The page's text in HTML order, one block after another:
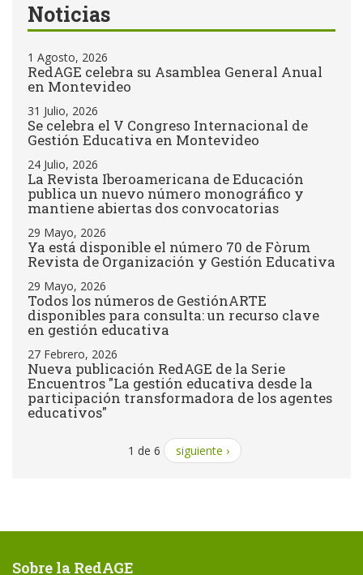
Noticias
1 Agosto, 2026
RedAGE celebra su Asamblea General Anual
en Montevideo
31 Julio, 2026
Se celebra el V Congreso Internacional de
Gestión Educativa en Montevideo
24 Julio, 2026
La Revista Iberoamericana de Educación
publica un nuevo número monográfico y
mantiene abiertas dos convocatorias
29 Mayo, 2026
Ya está disponible el número 70 de Fòrum
Revista de Organización y Gestión Educativa
29 Mayo, 2026
Todos los números de GestiónARTE
disponibles para consulta: un recurso clave
en gestión educativa
27 Febrero, 2026
Nueva publicación RedAGE de la Serie
Encuentros "La gestión educativa desde la
participación transformadora de los agentes
educativos"
1 de 6 siguiente ›
Sobre la RedAGE